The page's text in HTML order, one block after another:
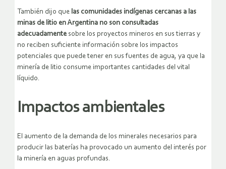
También dijo que las comunidades indígenas cercanas a las
minas de litio en Argentina no son consultadas
adecuadamentesobre los proyectos mineros en sus tierras y
no reciben suficiente información sobre los impactos
potenciales que puede tener en sus fuentes de agua, ya que la
minería de litio consume importantes cantidades del vital
líquido.
Impactos ambientales
El aumento de la demanda de los minerales necesarios para
producir las baterías ha provocado un aumento del interés por
la minería en aguas profundas.